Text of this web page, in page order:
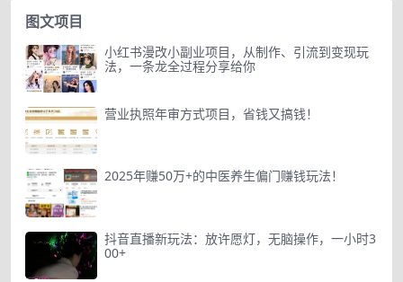
图文项目
小红书漫改小副业项目，从制作、引流到变现玩
法，一条龙全过程分享给你
营业执照年审方式项目，省钱又搞钱！
2025年赚50万+的中医养生偏门赚钱玩法！
抖音直播新玩法：放许愿灯，无脑操作，一小时3
00+